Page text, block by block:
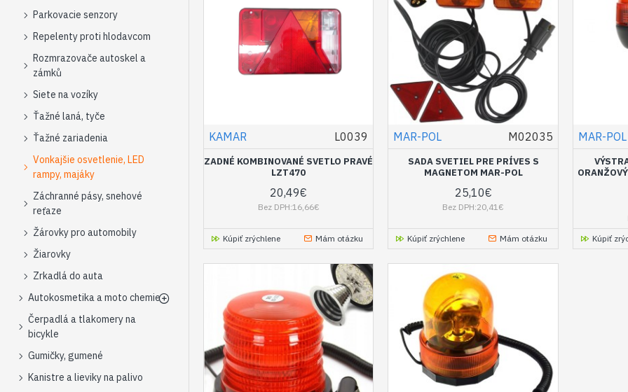
Parkovacie senzory
Repelenty proti hlodavcom
Rozmrazovače autoskel a
zámků
Siete na vozíky
Ťažné laná, tyče
Ťažné zariadenia
Vonkajšie osvetlenie, LED
rampy, majáky
Záchranné pásy, snehové
reťaze
Žárovky pro automobily
Žiarovky
Zrkadlá do auta
Autokosmetika a moto chemie
Čerpadlá a tlakomery na
bicykle
Gumičky, gumené
Kanistre a lieviky na palivo
KAMAR L0039
ZADNÉ KOMBINOVANÉ SVETLO PRAVÉ
LZT470
20,49€
Bez DPH:16,66€
Kúpiť zrýchlene Mám otázku
MAR-POL M02035
SADA SVETIEL PRE PRÍVES S
MAGNETOM MAR-POL
25,10€
Bez DPH:20,41€
Kúpiť zrýchlene Mám otázku
MAR-POL
Kúpiť